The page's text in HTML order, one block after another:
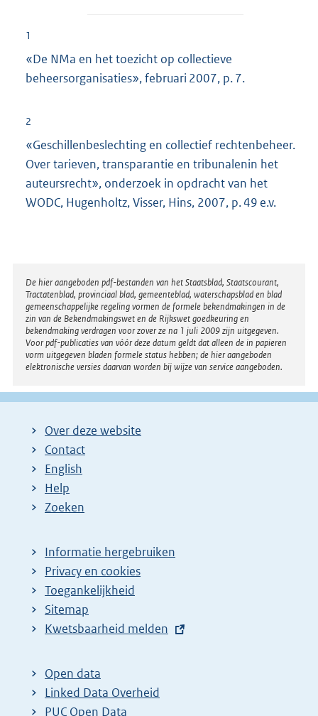
1
«De NMa en het toezicht op collectieve
beheersorganisaties», februari 2007, p. 7.
2
«Geschillenbeslechting en collectief rechtenbeheer.
Over tarieven, transparantie en tribunalenin het
auteursrecht», onderzoek in opdracht van het
WODC, Hugenholtz, Visser, Hins, 2007, p. 49 e.v.
Disclaimer
De hier aangeboden pdf-bestanden van het Staatsblad, Staatscourant,
Tractatenblad, provinciaal blad, gemeenteblad, waterschapsblad en blad
gemeenschappelijke regeling vormen de formele bekendmakingen in de
zin van de Bekendmakingswet en de Rijkswet goedkeuring en
bekendmaking verdragen voor zover ze na 1 juli 2009 zijn uitgegeven.
Voor pdf-publicaties van vóór deze datum geldt dat alleen de in papieren
vorm uitgegeven bladen formele status hebben; de hier aangeboden
elektronische versies daarvan worden bij wijze van service aangeboden.
Over deze website
Contact
English
Help
Zoeken
Informatie hergebruiken
Privacy en cookies
Toegankelijkheid
Sitemap
E
t
e
r
Kwetsbaarheid melden
Open data
Linked Data Overheid
PUC Open Data